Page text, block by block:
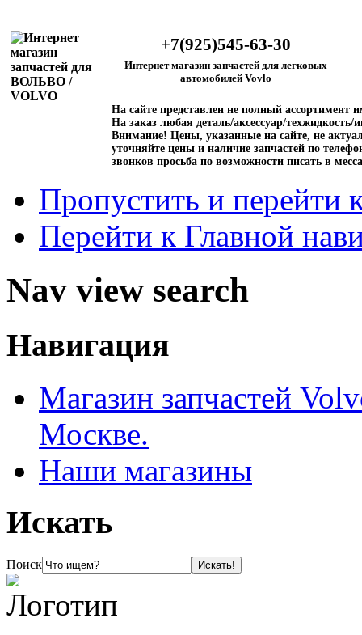
+7(925)545-63-30
Интернет магазин запчастей для легковых
автомобилей Vovlo
На сайте представлен не полный ассортимент
На заказ любая деталь/аксессуар/техжидкость/
Внимание! Цены, указанные на сайте, не
уточняйте цены и наличие запчастей по
звонков просьба по возможности писать в
Пропустить и перейти
Перейти к Главной
Nav view search
Навигация
Магазин запчастей
Москве.
Наши магазины
Искать
Поиск